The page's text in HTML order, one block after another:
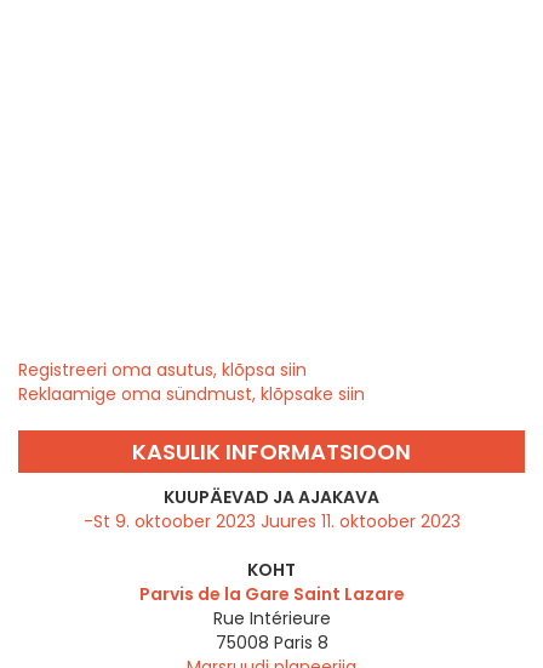
Registreeri oma asutus, klõpsa siin
Reklaamige oma sündmust, klõpsake siin
KASULIK INFORMATSIOON
KUUPÄEVAD JA AJAKAVA
-St 9. oktoober 2023 Juures 11. oktoober 2023
KOHT
Parvis de la Gare Saint Lazare
Rue Intérieure
75008 Paris 8